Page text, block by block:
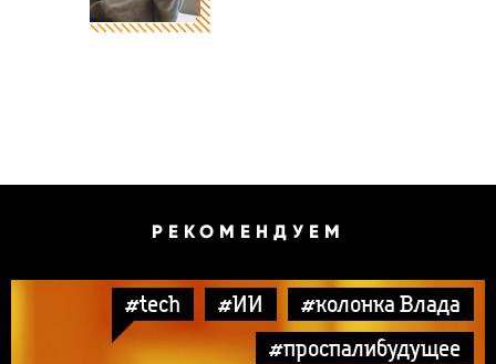
РЕКОМЕНДУЕМ
#tech #ИИ
#колонка Влада
#проспалибудущее